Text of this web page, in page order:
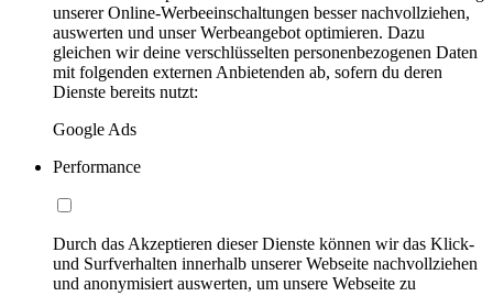
unserer Online-Werbeeinschaltungen besser nachvollziehen,
auswerten und unser Werbeangebot optimieren. Dazu
gleichen wir deine verschlüsselten personenbezogenen Daten
mit folgenden externen Anbietenden ab, sofern du deren
Dienste bereits nutzt:
Google Ads
Performance
Durch das Akzeptieren dieser Dienste können wir das Klick-
und Surfverhalten innerhalb unserer Webseite nachvollziehen
und anonymisiert auswerten, um unsere Webseite zu